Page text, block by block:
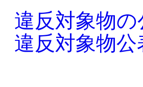
違反対象物
違反対象物公